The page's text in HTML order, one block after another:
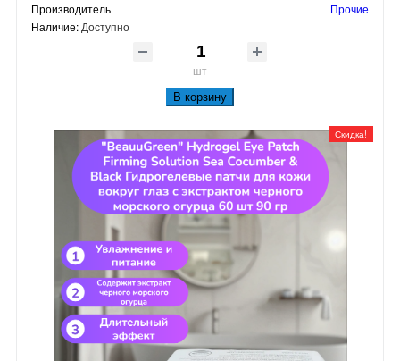
Производитель
Прочие
Наличие: Доступно
шт
В корзину
Скидка!